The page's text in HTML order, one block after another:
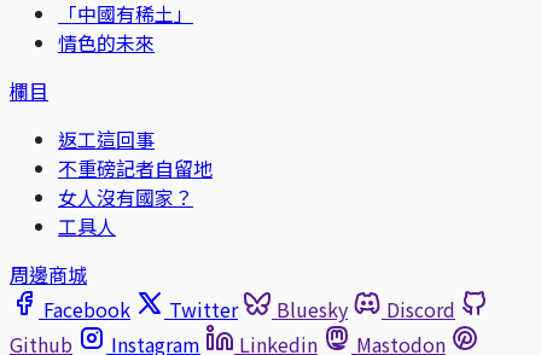
「中國有稀土」
情色的未來
欄目
返工這回事
不重磅記者自留地
女人沒有國家？
工具人
周邊商城
Facebook
Twitter Bluesky
Discord
Github
Instagram Linkedin
Mastodon